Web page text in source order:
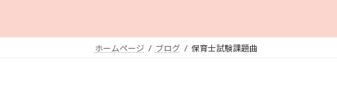
ホームページ ブログ 保育士試験課題曲